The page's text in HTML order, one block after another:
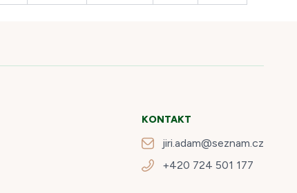
KONTAKT
jiri.adam@seznam.cz
+420 724 501 177